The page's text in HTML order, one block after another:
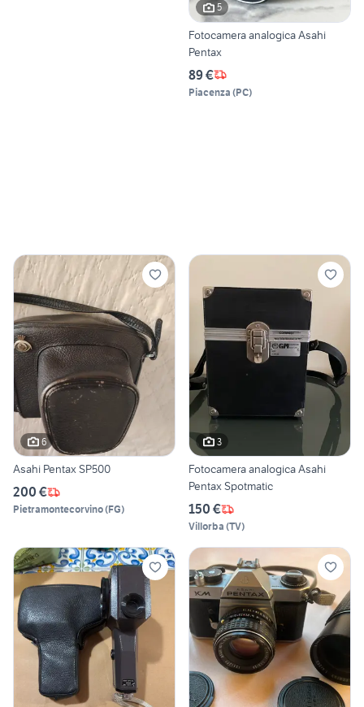
5
Fotocamera analogica Asahi
Pentax
89 €
Piacenza (PC)
6
Asahi Pentax SP500
200 €
Pietramontecorvino(FG)
3
Fotocamera analogica Asahi
Pentax Spotmatic
150 €
Villorba (TV)